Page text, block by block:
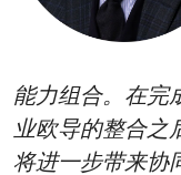
能力组合。在完
业欧导的整合之
将进一步带来协